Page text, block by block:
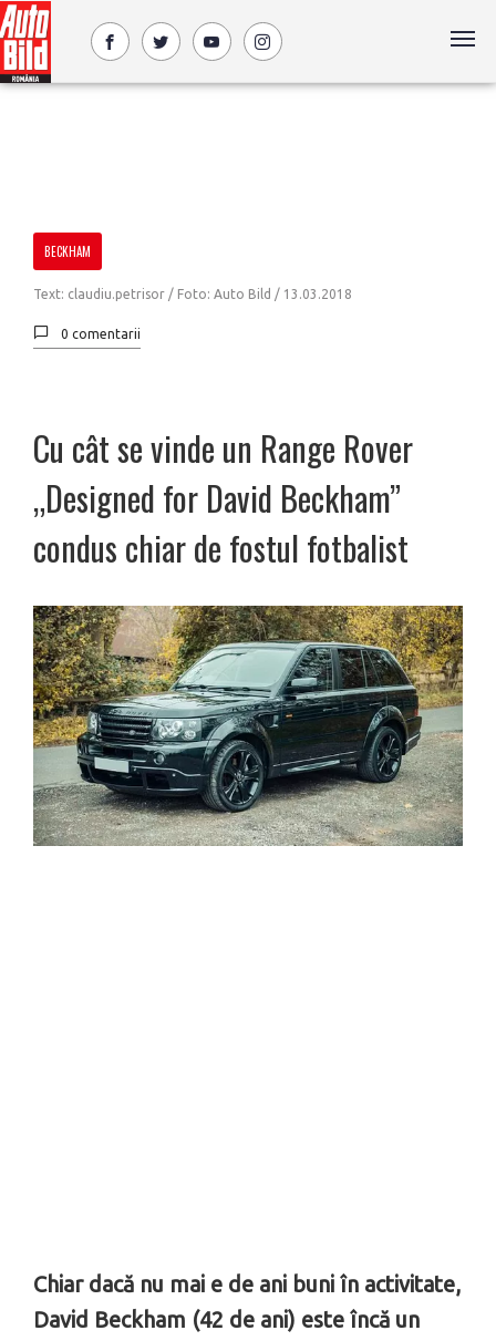
BECKHAM
Text: claudiu.petrisor / Foto: Auto Bild / 13.03.2018
0 comentarii
Cu cât se vinde un Range Rover
„Designed for David Beckham”
condus chiar de fostul fotbalist
Chiar dacă nu mai e de ani buni în activitate,
David Beckham (42 de ani) este încă un